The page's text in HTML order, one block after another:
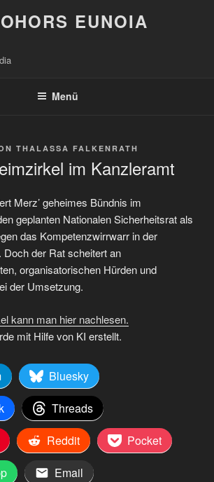
EUNOIA
Menü
THALASSA FALKENRATH
im Kanzleramt
Merz’ geheimes Bündnis im
geplanten Nationalen Sicherheitsrat als
das Kompetenzwirrwarr in der
Doch der Rat scheitert an
organisatorischen Hürden und
der Umsetzung.
kann man hier nachlesen.
mit Hilfe von KI erstellt.
Bluesky
Threads
Reddit
Pocket
Email